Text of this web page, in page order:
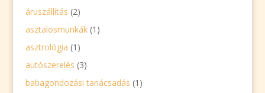
áruszállítás (2)
asztalosmunkák(1)
asztrológia (1)
autószerelés (3)
babagondozási tanácsadás (1)